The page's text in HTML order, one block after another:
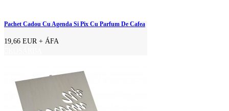
Pachet Cadou Cu Agenda Si Pix Cu Parfum De Cafea
19,66 EUR + ÁFA